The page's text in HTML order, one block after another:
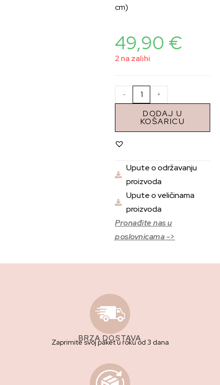
cm)
49,90 €
2 na zalihi
- +
DODAJ U
KOŠARICU
Upute o održavanju
proizvoda
Upute o veličinama
proizvoda
Pronađite nas u
poslovnicama ->
BRZA DOSTAVA
Zaprimite svoj paket u roku od 3 dana